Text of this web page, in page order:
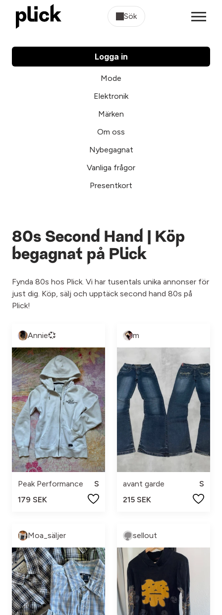
Sök
Logga in
Mode
Elektronik
Märken
Om oss
Nybegagnat
Vanliga frågor
Presentkort
80s Second Hand | Köp
begagnat på Plick
Fynda 80s hos Plick. Vi har tusentals unika annonser för
just dig. Köp, sälj och upptäck second hand 80s på
Plick!
Annie💞
Peak Performance
S
179 SEK
m
avant garde
S
215 SEK
Moa_säljer sellout